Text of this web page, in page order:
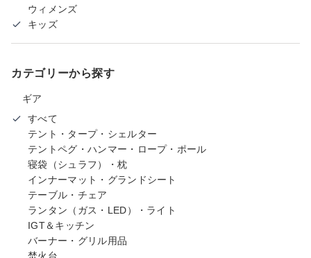
ウィメンズ
キッズ
カテゴリーから探す
ギア
すべて
テント・タープ・シェルター
テントペグ・ハンマー・ロープ・ポール
寝袋（シュラフ）・枕
インナーマット・グランドシート
テーブル・チェア
ランタン（ガス・LED）・ライト
IGT＆キッチン
バーナー・グリル用品